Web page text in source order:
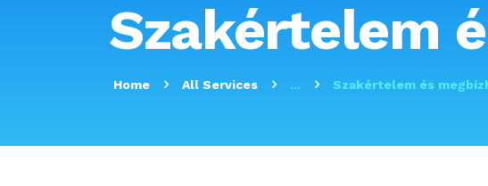
Szakértelem
Home All Services ... Szakértelem és